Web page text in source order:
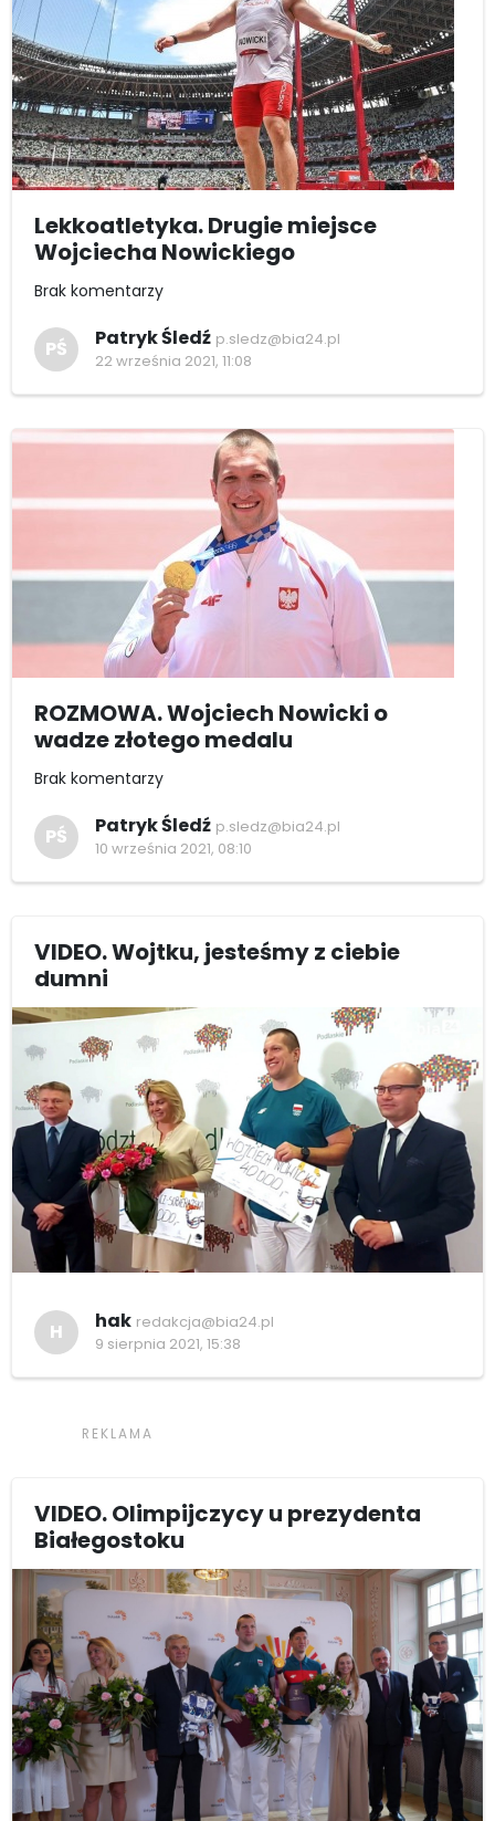
Lekkoatletyka. Drugie miejsce
Wojciecha Nowickiego
Brak komentarzy
PŚ Patryk Śledź p.sledz@bia24.pl
22 września 2021, 11:08
ROZMOWA. Wojciech Nowicki o
wadze złotego medalu
Brak komentarzy
PŚ Patryk Śledź p.sledz@bia24.pl
10 września 2021, 08:10
VIDEO. Wojtku, jesteśmy z ciebie
dumni
H hak redakcja@bia24.pl
9 sierpnia 2021, 15:38
VIDEO. Olimpijczycy u prezydenta
Białegostoku